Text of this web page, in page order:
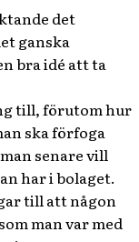
det
ganska
bra idé att ta
till, förutom hur
ska förfoga
senare vill
har i bolaget.
till att någon
man var med